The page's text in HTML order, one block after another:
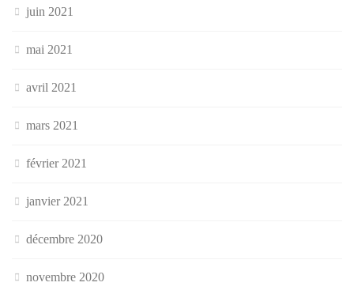
juin 2021
mai 2021
avril 2021
mars 2021
février 2021
janvier 2021
décembre 2020
novembre 2020